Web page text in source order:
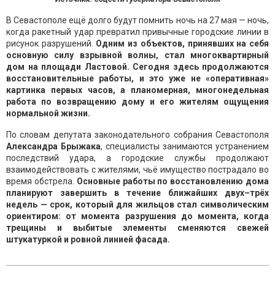
В Севастополе ещё долго будут помнить ночь на 27 мая — ночь,
когда ракетный удар превратил привычные городские линии в
рисунок разрушений. Одним из объектов, принявших на себя
основную силу взрывной волны, стал многоквартирный
дом на площади Ластовой. Сегодня здесь продолжаются
восстановительные работы, и это уже не «оперативная»
картинка первых часов, а планомерная, многонедельная
работа по возвращению дому и его жителям ощущения
нормальной жизни.
По словам депутата законодательного собрания Севастополя
Александра Брыжака, специалисты занимаются устранением
последствий удара, а городские службы продолжают
взаимодействовать с жителями, чьё имущество пострадало во
время обстрела. Основные работы по восстановлению дома
планируют завершить в течение ближайших двух–трёх
недель — срок, который для жильцов стал символическим
ориентиром: от момента разрушения до момента, когда
трещины и выбитые элементы сменяются свежей
штукатуркой и ровной линией фасада.